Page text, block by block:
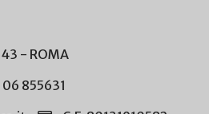
- ROMA
855631